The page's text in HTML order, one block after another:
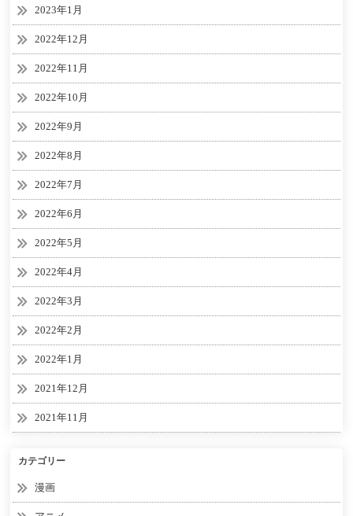
2023年1月
2022年12月
2022年11月
2022年10月
2022年9月
2022年8月
2022年7月
2022年6月
2022年5月
2022年4月
2022年3月
2022年2月
2022年1月
2021年12月
2021年11月
カテゴリー
漫画